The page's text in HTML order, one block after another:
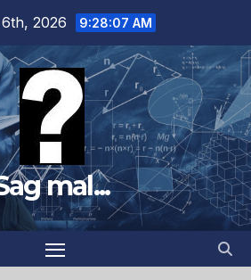
2026 9:28:09 AM
mal...